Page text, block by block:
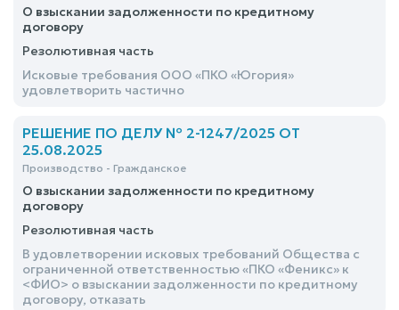
О взыскании задолженности по кредитному
договору
Резолютивная часть
Исковые требования ООО «ПКО «Югория»
удовлетворить частично
РЕШЕНИЕ ПО ДЕЛУ № 2-1247/2025 ОТ
25.08.2025
Производство - Гражданское
О взыскании задолженности по кредитному
договору
Резолютивная часть
В удовлетворении исковых требований Общества с
ограниченной ответственностью «ПКО «Феникс» к
<ФИО> о взыскании задолженности по кредитному
договору, отказать